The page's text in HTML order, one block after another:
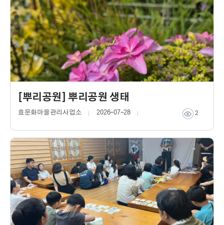
[뿌리공원] 뿌리공원 생태
효문화마을관리사업소 2
2026-07-28